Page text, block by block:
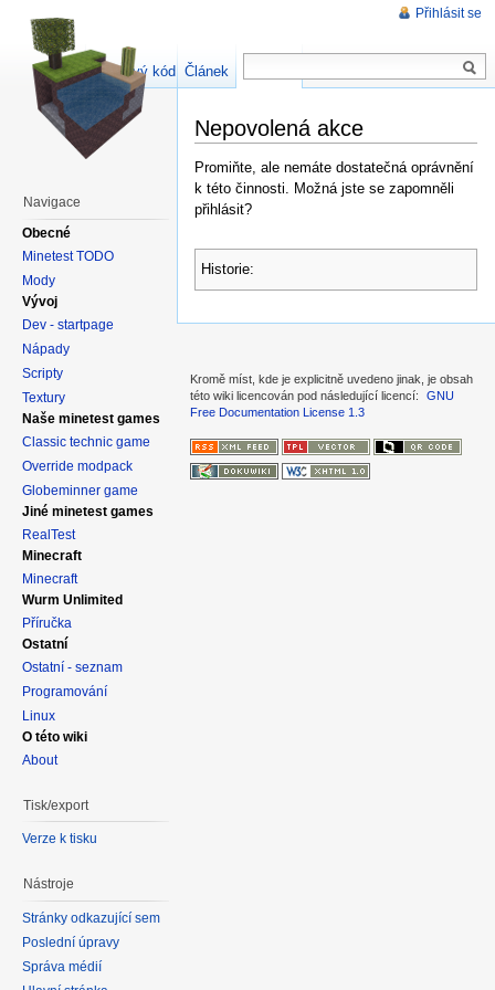
Nepovolená akce
Promiňte, ale nemáte dostatečná oprávnění
k této činnosti. Možná jste se zapomněli
přihlásit?
Historie:
Přihlásit se
Článek
Zdrojový kód stránky
Navigace
Obecné
Minetest TODO
Mody
Vývoj
Dev - startpage
Nápady
Scripty
Textury
Naše minetest games
Classic technic game
Override modpack
Globeminner game
Jiné minetest games
RealTest
Minecraft
Minecraft
Wurm Unlimited
Příručka
Ostatní
Ostatní - seznam
Programování
Linux
O této wiki
About
Tisk/export
Verze k tisku
Nástroje
Stránky odkazující sem
Poslední úpravy
Správa médií
Kromě míst, kde je explicitně uvedeno jinak, je obsah
této wiki licencován pod následující licencí:
GNU
Free Documentation License 1.3